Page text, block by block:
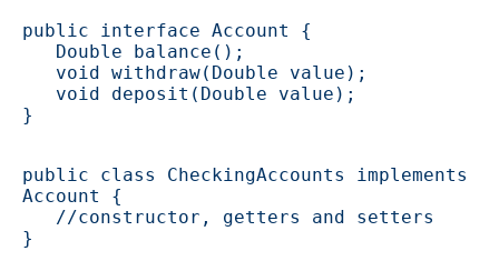
public interface Account {
   Double balance();
   void withdraw(Double value);
   void deposit(Double value);
}
public class CheckingAccounts implements
Account {
   //constructor, getters and setters
}